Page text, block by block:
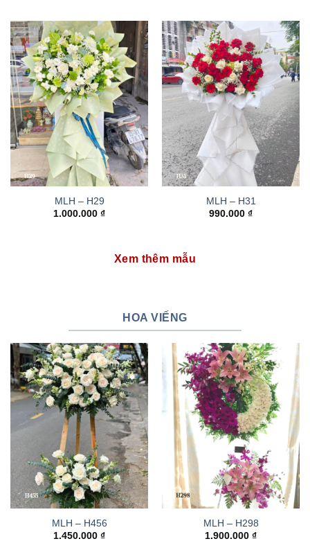
MLH – H29
1.000.000 ₫
MLH – H31
990.000 ₫
Xem thêm mẫu
HOA VIẾNG
MLH – H456
1.450.000 ₫
MLH – H298
1.900.000 ₫